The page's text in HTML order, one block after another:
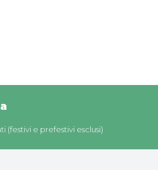
(festivi e prefestivi esclusi)